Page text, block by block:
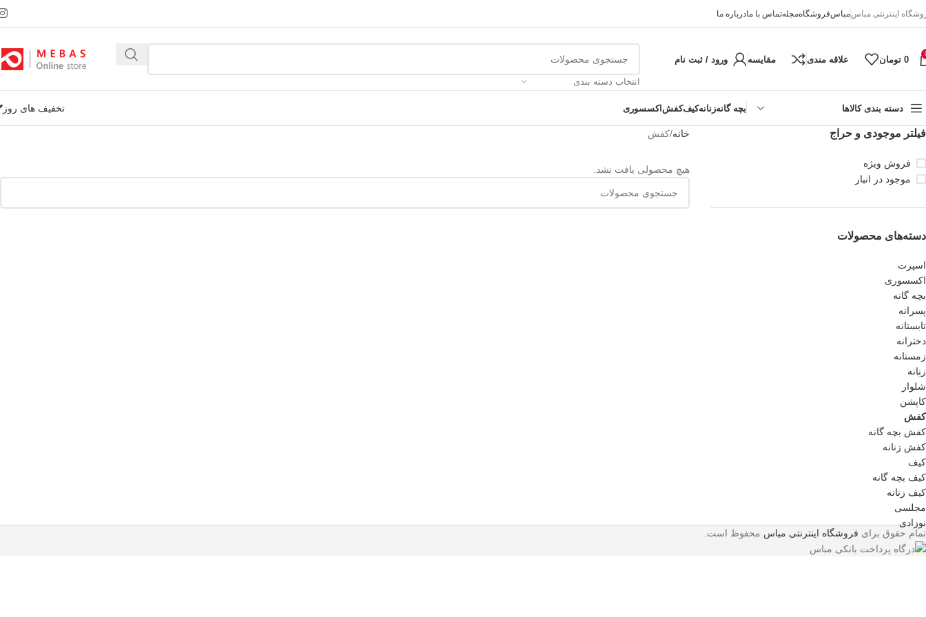
اینترنتی مباسمباسفروشگاهمجلهتماس با مادرباره ما
0 تومان علاقه مندی مقایسه ورود / ثبت نام
انتخاب دسته بندی
دسته بندی کالاها بچه گانهزنانهکیفکفشاکسسوری تخفیف های روز
فیلتر موجودی و حراج
فروش ویژه
موجود در انبار
دسته‌های محصولات
اسپرت
اکسسوری
بچه گانه
پسرانه
تابستانه
دخترانه
زمستانه
زنانه
شلوار
کاپشن
کفش
کفش بچه گانه
کفش زنانه
کیف
کیف بچه گانه
کیف زنانه
مجلسی
نوزادی
خانه کفش
هیچ محصولی یافت نشد.
تمام حقوق برای فروشگاه اینترنتی مباس محفوظ است.